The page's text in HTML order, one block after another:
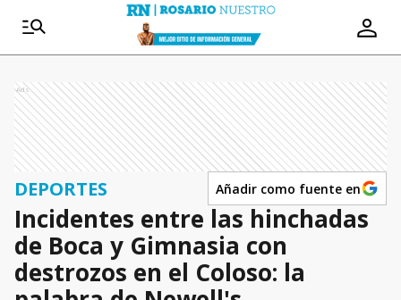
Ads
DEPORTES Añadir como fuente en
Incidentes entre las hinchadas
de Boca y Gimnasia con
destrozos en el Coloso: la